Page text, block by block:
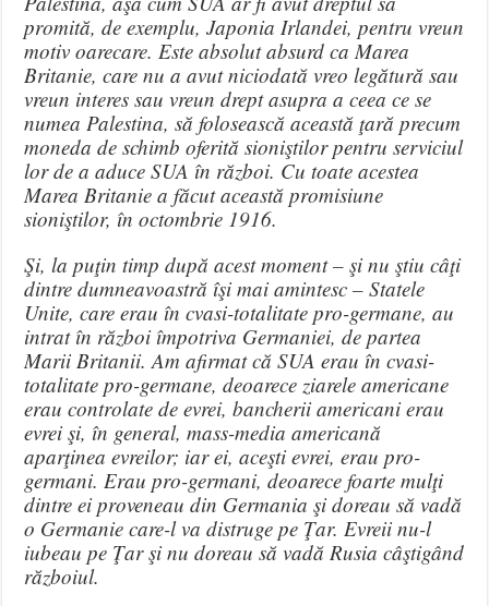
promită, de exemplu, Japonia Irlandei, pentru vreun
motiv oarecare. Este absolut absurd ca Marea
Britanie, care nu a avut niciodată vreo legătură sau
vreun interes sau vreun drept asupra a ceea ce se
numea Palestina, să folosească această ţară precum
moneda de schimb oferită sioniştilor pentru serviciul
lor de a aduce SUA în război. Cu toate acestea
Marea Britanie a făcut această promisiune
sioniştilor, în octombrie 1916.
Şi, la puţin timp după acest moment – şi nu ştiu câţi
dintre dumneavoastră îşi mai amintesc – Statele
Unite, care erau în cvasi-totalitate pro-germane, au
intrat în război împotriva Germaniei, de partea
Marii Britanii. Am afirmat că SUA erau în cvasi-
totalitate pro-germane, deoarece ziarele americane
erau controlate de evrei, bancherii americani erau
evrei şi, în general, mass-media americană
aparţinea evreilor; iar ei, aceşti evrei, erau pro-
germani. Erau pro-germani, deoarece foarte mulţi
dintre ei proveneau din Germania şi doreau să vadă
o Germanie care-l va distruge pe Ţar. Evreii nu-l
iubeau pe Ţar şi nu doreau să vadă Rusia câştigând
războiul.